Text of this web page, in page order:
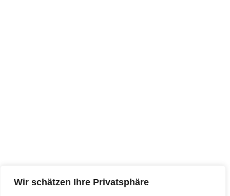
Wir schätzen Ihre Privatsphäre